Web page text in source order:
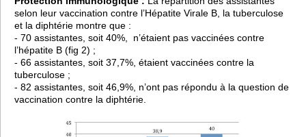
selon leur vaccination contre l’Hépatite Virale B, la tuberculose
et la diphtérie montre que :
- 70 assistantes, soit 40%, n’étaient pas vaccinées contre
l’hépatite B (fig 2) ;
- 66 assistantes, soit 37,7%, étaient vaccinées contre la
tuberculose ;
- 82 assistantes, soit 46,9%, n’ont pas répondu à la question de
vaccination contre la diphtérie.